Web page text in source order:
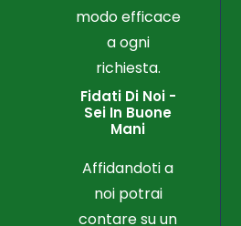
modo efficace
a ogni
richiesta.
Fidati Di Noi -
Sei In Buone
Mani
Affidandoti a
noi potrai
contare su un